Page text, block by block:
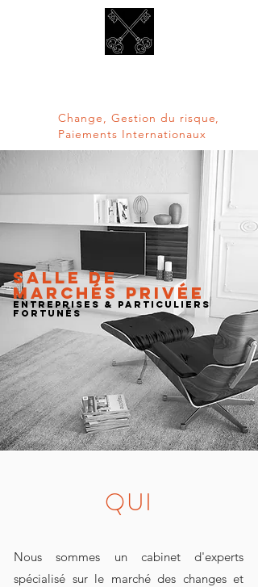
Change, Gestion du risque,
Paiements Internationaux
Salle de
marchés privée
ENTREPRISEs & particuliers
fortunés
QUI
Nous sommes un cabinet d'experts
spécialisé sur le marché des changes et